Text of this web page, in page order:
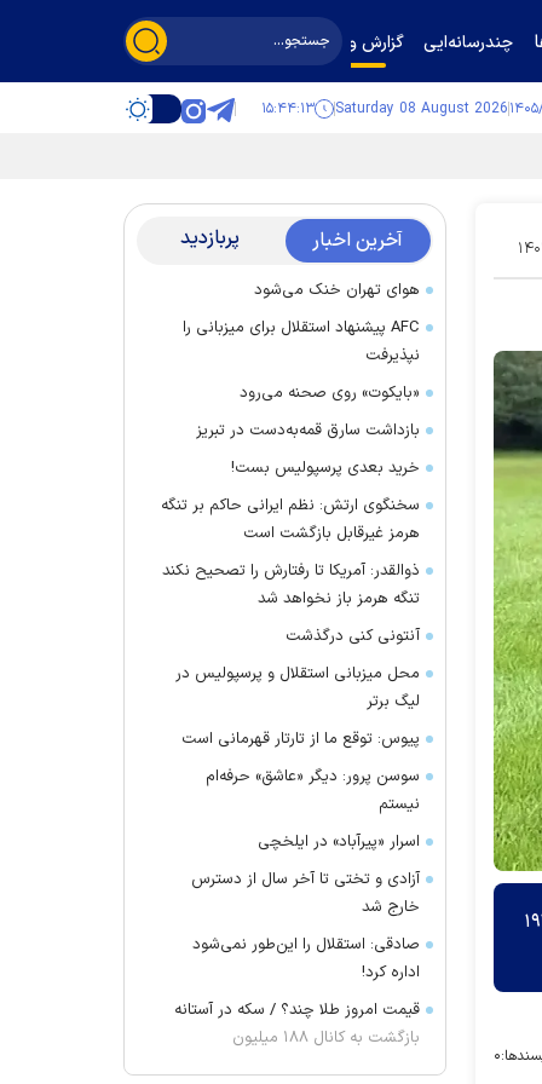
چندرسانه‌ایی گزارش و گفت‌وگو
Saturday 08 August 2026 ۱۵:۴۴:۱۴
۰۴
در جزیره سنت هلن جشن گرفت. جاناتان لاک‌پشت غول‌پیکر در ۱۹۲
۰
آخرین اخبار پربازدید
هوای تهران خنک می‌شود
AFC پیشنهاد استقلال برای میزبانی را
نپذیرفت
«بایکوت» روی صحنه می‌رود
بازداشت سارق قمه‌به‌دست در تبریز
خرید بعدی پرسپولیس بست!
سخنگوی ارتش: نظم ایرانی حاکم بر تنگه
هرمز غیرقابل بازگشت است
ذوالقدر: آمریکا تا رفتارش را تصحیح نکند
تنگه هرمز باز نخواهد شد
آنتونی کنی درگذشت
محل میزبانی استقلال و پرسپولیس در
لیگ برتر
پیوس: توقع ما از تارتار قهرمانی است
سوسن پرور: دیگر «عاشق» حرفه‌ام
نیستم
اسرار «پیرآباد» در ایلخچی
آزادی و تختی تا آخر سال از دسترس
خارج شد
صادقی: استقلال را این‌طور نمی‌شود
اداره کرد!
قیمت امروز طلا چند؟ / سکه در آستانه
بازگشت به کانال ۱۸۸ میلیون